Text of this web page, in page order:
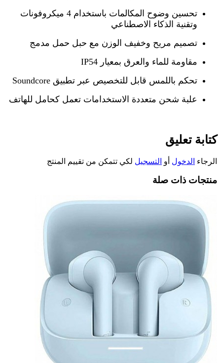
تحسين وضوح المكالمات باستخدام 4 ميكروفونات
وتقنية الذكاء الاصطناعي
تصميم مريح وخفيف الوزن مع حبل حمل مدمج
مقاومة للماء والعرق بمعيار IP54
تحكم باللمس قابل للتخصيص عبر تطبيق Soundcore
علبة شحن متعددة الاستخدامات تعمل كحامل للهاتف
كتابة تعليق
الرجاء الدخول أو التسجيل لكي تتمكن من تقييم المنتج
منتجات ذات صلة